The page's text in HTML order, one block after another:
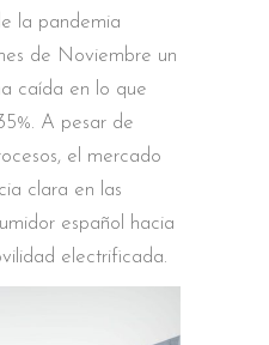
la pandemia
de Noviembre un
caída en lo que
A pesar de
el mercado
clara en las
español hacia
electrificada.